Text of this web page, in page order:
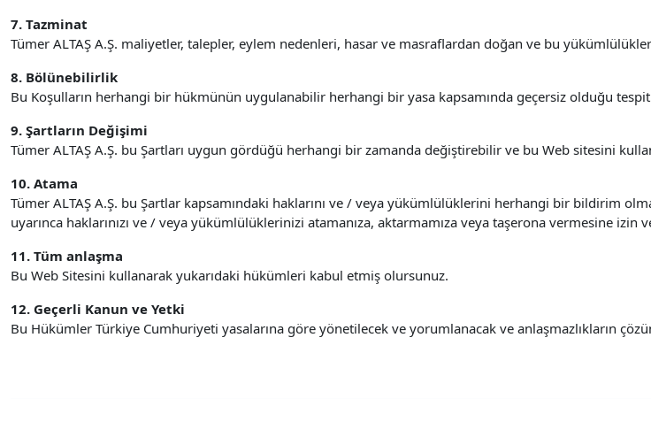
7. Tazminat
Tümer ALTAŞ A.Ş. maliyetler, talepler, eylem nedenleri, hasar ve masraflardan doğan ve bu
8. Bölünebilirlik
Bu Koşulların herhangi bir hükmünün uygulanabilir herhangi bir yasa kapsamında geçersiz olduğu
9. Şartların Değişimi
Tümer ALTAŞ A.Ş. bu Şartları uygun gördüğü herhangi bir zamanda değiştirebilir ve bu Web sitesini
10. Atama
Tümer ALTAŞ A.Ş. bu Şartlar kapsamındaki haklarını ve / veya yükümlülüklerini herhangi bir bildirim
uyarınca haklarınızı ve / veya yükümlülüklerinizi atamanıza, aktarmamıza veya taşerona vermesine izin
11. Tüm anlaşma
Bu Web Sitesini kullanarak yukarıdaki hükümleri kabul etmiş olursunuz.
12. Geçerli Kanun ve Yetki
Bu Hükümler Türkiye Cumhuriyeti yasalarına göre yönetilecek ve yorumlanacak ve anlaşmazlıkların